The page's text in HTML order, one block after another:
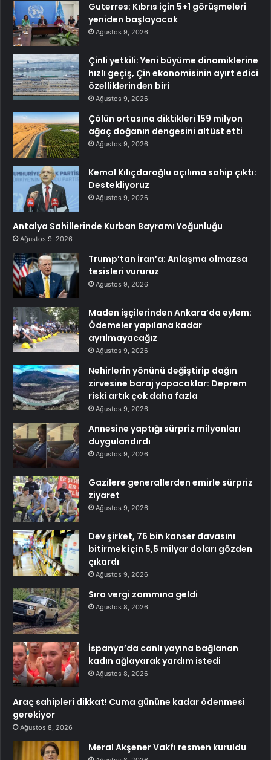
Guterres: Kıbrıs için 5+1 görüşmeleri
yeniden başlayacak
Ağustos 9, 2026
Çinli yetkili: Yeni büyüme dinamiklerine
hızlı geçiş, Çin ekonomisinin ayırt edici
özelliklerinden biri
Ağustos 9, 2026
Çölün ortasına diktikleri 159 milyon
ağaç doğanın dengesini altüst etti
Ağustos 9, 2026
Kemal Kılıçdaroğlu açılıma sahip çıktı:
Destekliyoruz
Ağustos 9, 2026
Antalya Sahillerinde Kurban Bayramı Yoğunluğu
Ağustos 9, 2026
Trump’tan İran’a: Anlaşma olmazsa
tesisleri vururuz
Ağustos 9, 2026
Maden işçilerinden Ankara’da eylem:
Ödemeler yapılana kadar
ayrılmayacağız
Ağustos 9, 2026
Nehirlerin yönünü değiştirip dağın
zirvesine baraj yapacaklar: Deprem
riski artık çok daha fazla
Ağustos 9, 2026
Annesine yaptığı sürpriz milyonları
duygulandırdı
Ağustos 9, 2026
Gazilere generallerden emirle sürpriz
ziyaret
Ağustos 9, 2026
Dev şirket, 76 bin kanser davasını
bitirmek için 5,5 milyar doları gözden
çıkardı
Ağustos 9, 2026
Sıra vergi zammına geldi
Ağustos 8, 2026
İspanya’da canlı yayına bağlanan
kadın ağlayarak yardım istedi
Ağustos 8, 2026
Araç sahipleri dikkat! Cuma gününe kadar ödenmesi
gerekiyor
Ağustos 8, 2026
Meral Akşener Vakfı resmen kuruldu